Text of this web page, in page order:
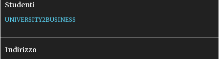
Studenti
UNIVERSITY2BUSINESS
Indirizzo